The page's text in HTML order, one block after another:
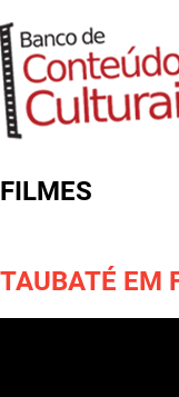
FILMES
TAUBATÉ EM